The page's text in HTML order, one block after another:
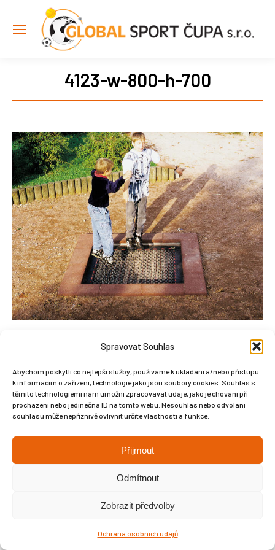
Spravovat Souhlas
Abychom poskytli co nejlepší služby, používáme k ukládání a/nebo přístupu
k informacím o zařízení, technologie jako jsou soubory cookies. Souhlas s
těmito technologiemi nám umožní zpracovávat údaje, jako je chování při
procházení nebo jedinečná ID na tomto webu. Nesouhlas nebo odvolání
souhlasu může nepříznivě ovlivnit určité vlastnosti a funkce.
Přijmout
Odmítnout
Zobrazit předvolby
Ochrana osobních údajů
4123-w-800-h-700
Copyright © Weiron Dynamics, s.r.o. |Tvorba webových stránek
SEO